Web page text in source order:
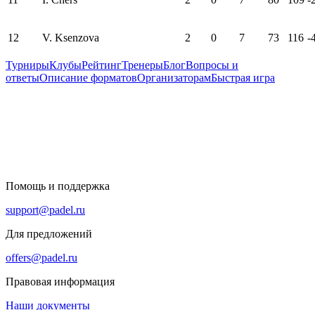
12 V. Ksenzova 2 0 7 73 116 -
ТурнирыКлубыРейтингТренерыБлогВопросы и
ответыОписание форматовОрганизаторамБыстрая игра
Помощь и поддержка
support@padel.ru
Для предложений
offers@padel.ru
Правовая информация
Наши документы